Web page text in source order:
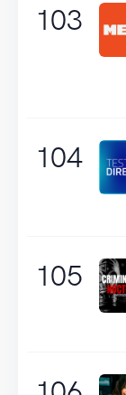
103
104
105